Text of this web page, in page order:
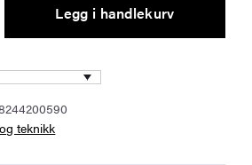
Legg i handlekurv
teknikk